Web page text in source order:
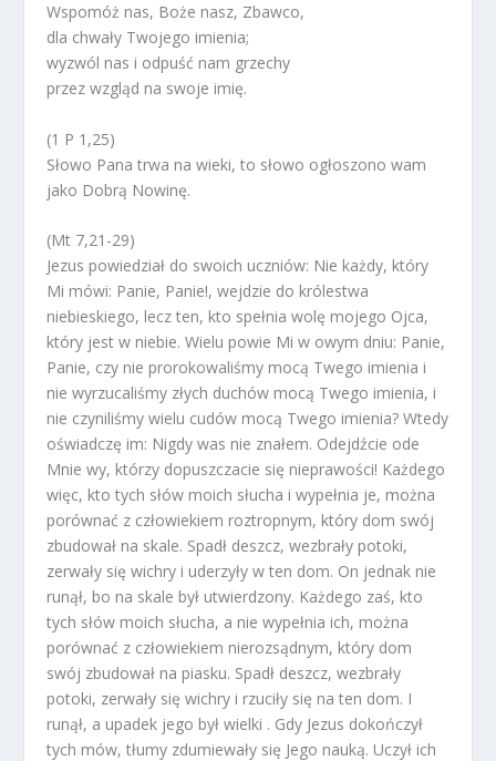
Wspomóż nas, Boże nasz, Zbawco,
dla chwały Twojego imienia;
wyzwól nas i odpuść nam grzechy
przez wzgląd na swoje imię.
(1 P 1,25)
Słowo Pana trwa na wieki, to słowo ogłoszono wam
jako Dobrą Nowinę.
(Mt 7,21-29)
Jezus powiedział do swoich uczniów: Nie każdy, który
Mi mówi: Panie, Panie!, wejdzie do królestwa
niebieskiego, lecz ten, kto spełnia wolę mojego Ojca,
który jest w niebie. Wielu powie Mi w owym dniu: Panie,
Panie, czy nie prorokowaliśmy mocą Twego imienia i
nie wyrzucaliśmy złych duchów mocą Twego imienia, i
nie czyniliśmy wielu cudów mocą Twego imienia? Wtedy
oświadczę im: Nigdy was nie znałem. Odejdźcie ode
Mnie wy, którzy dopuszczacie się nieprawości! Każdego
więc, kto tych słów moich słucha i wypełnia je, można
porównać z człowiekiem roztropnym, który dom swój
zbudował na skale. Spadł deszcz, wezbrały potoki,
zerwały się wichry i uderzyły w ten dom. On jednak nie
runął, bo na skale był utwierdzony. Każdego zaś, kto
tych słów moich słucha, a nie wypełnia ich, można
porównać z człowiekiem nierozsądnym, który dom
swój zbudował na piasku. Spadł deszcz, wezbrały
potoki, zerwały się wichry i rzuciły się na ten dom. I
runął, a upadek jego był wielki . Gdy Jezus dokończył
tych mów, tłumy zdumiewały się Jego nauką. Uczył ich